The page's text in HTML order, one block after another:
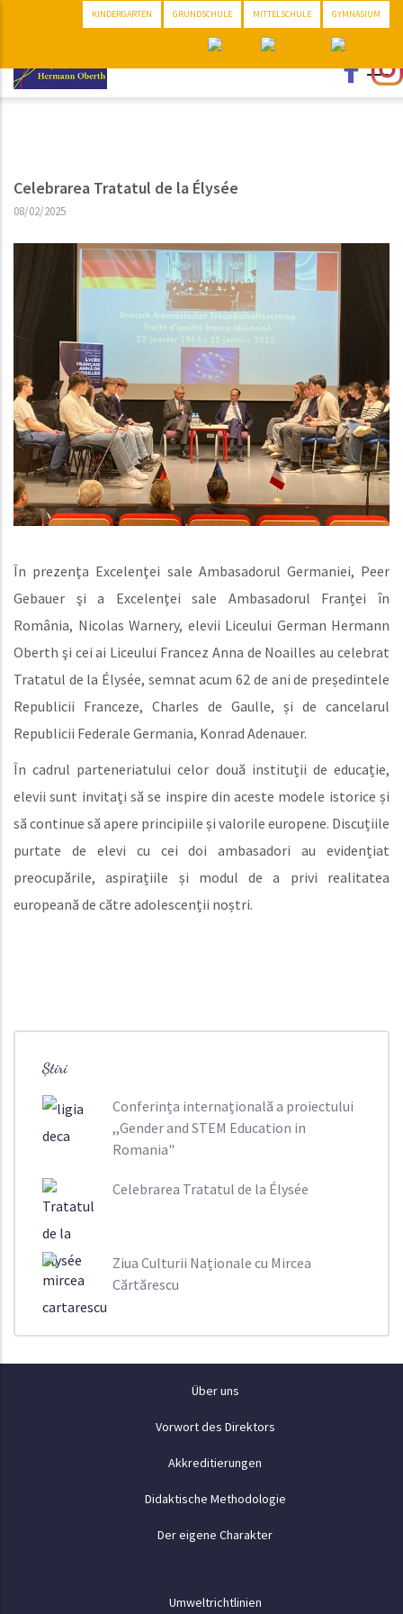
Inhalt
KINDERGARTEN GRUNDSCHULE MITTELSCHULE GYMNASIUM
Celebrarea Tratatul de la Élysée
08/02/2025
În prezenţa Excelenţei sale Ambasadorul Germaniei, Peer
Gebauer şi a Excelenţei sale Ambasadorul Franței în
România, Nicolas Warnery, elevii Liceului German Hermann
Oberth şi cei ai Liceului Francez Anna de Noailles au celebrat
Tratatul de la Élysée, semnat acum 62 de ani de președintele
Republicii Franceze, Charles de Gaulle, și de cancelarul
Republicii Federale Germania, Konrad Adenauer.
În cadrul parteneriatului celor două instituții de educație,
elevii sunt invitați să se inspire din aceste modele istorice și
să continue să apere principiile și valorile europene. Discuțiile
purtate de elevi cu cei doi ambasadori au evidențiat
preocupările, aspirațiile și modul de a privi realitatea
europeană de către adolescenții noștri.
Știri
Conferința internațională a proiectului
,,Gender and STEM Education in
Romania"
Celebrarea Tratatul de la Élysée
Ziua Culturii Naționale cu Mircea
Cărtărescu
Über uns
Vorwort des Direktors
Akkreditierungen
Didaktische Methodologie
Der eigene Charakter
Umweltrichtlinien